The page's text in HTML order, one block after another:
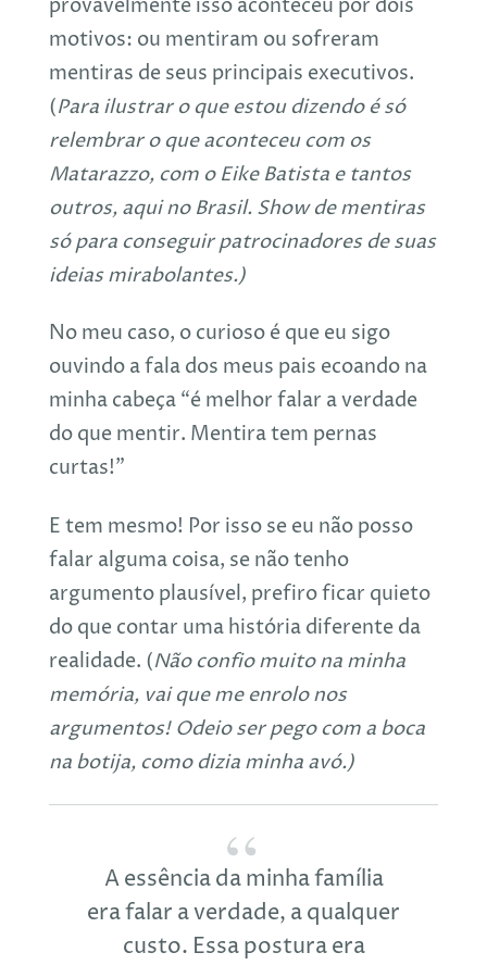
provavelmente isso aconteceu por dois
motivos: ou mentiram ou sofreram
mentiras de seus principais executivos.
(Para ilustrar o que estou dizendo é só
relembrar o que aconteceu com os
Matarazzo, com o Eike Batista e tantos
outros, aqui no Brasil. Show de mentiras
só para conseguir patrocinadores de suas
ideias mirabolantes.)
No meu caso, o curioso é que eu sigo
ouvindo a fala dos meus pais ecoando na
minha cabeça “é melhor falar a verdade
do que mentir. Mentira tem pernas
curtas!”
E tem mesmo! Por isso se eu não posso
falar alguma coisa, se não tenho
argumento plausível, prefiro ficar quieto
do que contar uma história diferente da
realidade. (Não confio muito na minha
memória, vai que me enrolo nos
argumentos! Odeio ser pego com a boca
na botija, como dizia minha avó.)
A essência da minha família
era falar a verdade, a qualquer
custo. Essa postura era